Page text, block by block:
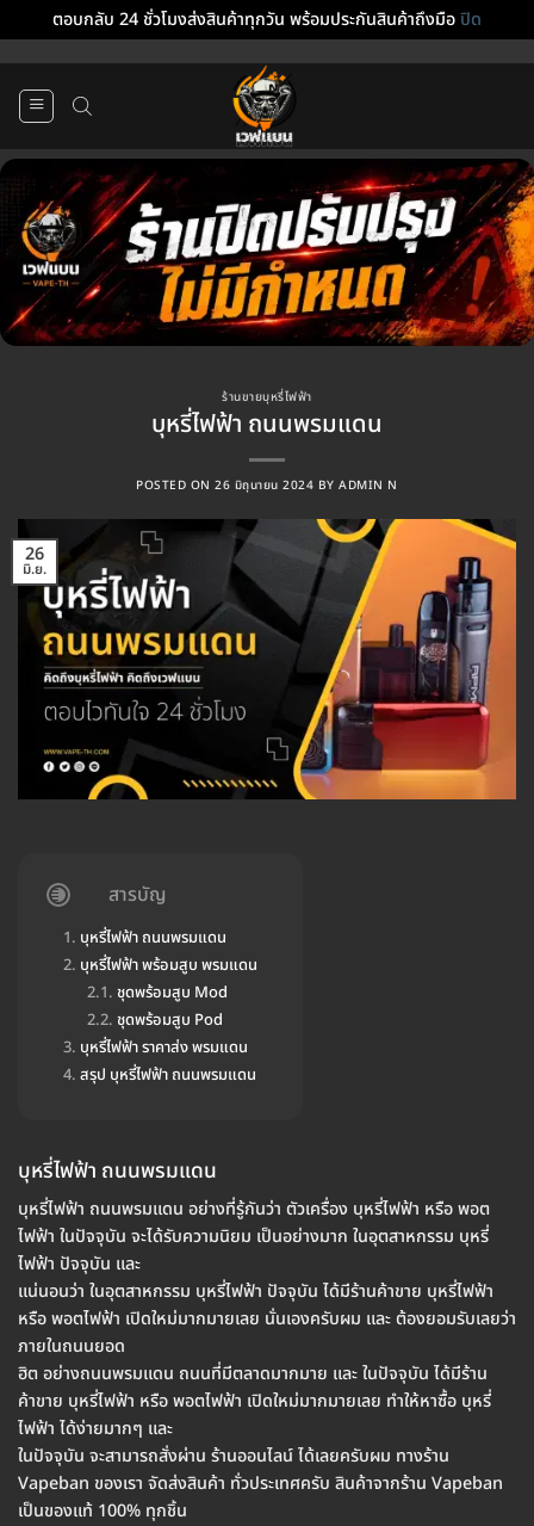
ตอบกลับ 24 ชั่วโมงส่งสินค้าทุกวัน พร้อมประกันสินค้าถึงมือปิด
ร้านขายบุหรี่ไฟฟ้า
บุหรี่ไฟฟ้า ถนนพรมแดน
POSTED ON26 มิถุนายน 2024 BYADMIN N
26
มิ.ย.
สารบัญ
บุหรี่ไฟฟ้า ถนนพรมแดน
บุหรี่ไฟฟ้า พร้อมสูบ พรมแดน
ชุดพร้อมสูบ Mod
ชุดพร้อมสูบ Pod
บุหรี่ไฟฟ้า ราคาส่ง พรมแดน
สรุป บุหรี่ไฟฟ้า ถนนพรมแดน
บุหรี่ไฟฟ้า ถนนพรมแดน
บุหรี่ไฟฟ้า ถนนพรมแดน อย่างที่รู้กันว่า ตัวเครื่อง บุหรี่ไฟฟ้า หรือ พอต
ไฟฟ้า ในปัจจุบัน จะได้รับความนิยม เป็นอย่างมาก ในอุตสาหกรรม บุหรี่
ไฟฟ้า ปัจจุบัน และ
แน่นอนว่า ในอุตสาหกรรม บุหรี่ไฟฟ้า ปัจจุบัน ได้มีร้านค้าขาย บุหรี่ไฟฟ้า
หรือ พอตไฟฟ้า เปิดใหม่มากมายเลย นั่นเองครับผม และ ต้องยอมรับเลยว่า
ภายในถนนยอด
ฮิต อย่างถนนพรมแดน ถนนที่มีตลาดมากมาย และ ในปัจจุบัน ได้มีร้าน
ค้าขาย บุหรี่ไฟฟ้า หรือ พอตไฟฟ้า เปิดใหม่มากมายเลย ทำให้หาซื้อ บุหรี่
ไฟฟ้า ได้ง่ายมากๆ และ
ในปัจจุบัน จะสามารถสั่งผ่าน ร้านออนไลน์ ได้เลยครับผม ทางร้าน
Vapeban ของเรา จัดส่งสินค้า ทั่วประเทศครับ สินค้าจากร้าน Vapeban
เป็นของแท้ 100% ทุกชิ้น